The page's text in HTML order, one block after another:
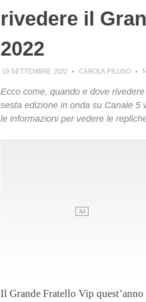
rivedere il
2022
19 SETTEMBRE 2022 CAROLA PILUSO
Ecco come, quando e dove
sesta edizione in onda su Canale 5
le informazioni per vedere le
Il Grande Fratello Vip